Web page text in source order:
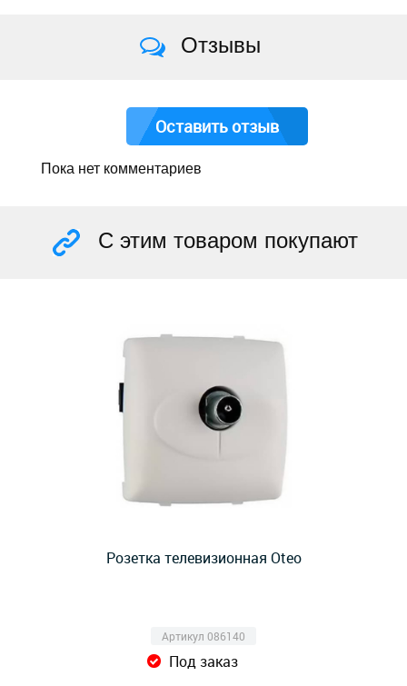
Отзывы
Оставить отзыв
Пока нет комментариев
С этим товаром покупают
Розетка телевизионная Oteo
Артикул 086140
Под заказ